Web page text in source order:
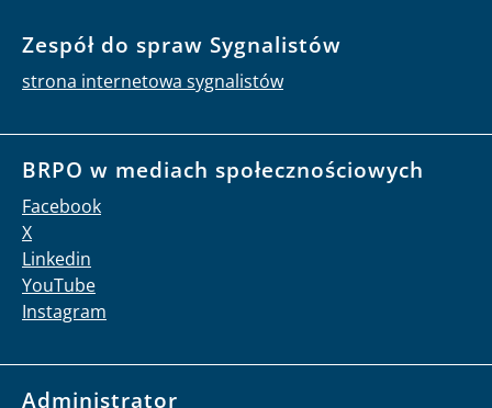
Zespół do spraw Sygnalistów
strona internetowa sygnalistów
BRPO w mediach społecznościowych
Facebook
X
Linkedin
YouTube
Instagram
Administrator